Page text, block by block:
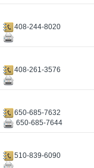
408-244-8020
408-261-3576
650-685-7632
650-685-7644
510-839-6090